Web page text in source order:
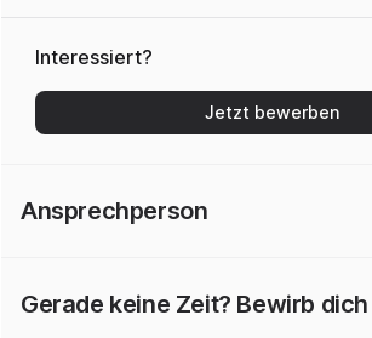
Interessiert?
Jetzt bewerben
Ansprechperson
Gerade keine Zeit? Bewirb